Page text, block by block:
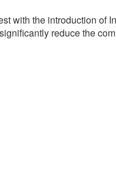
with the introduction of
reduce the